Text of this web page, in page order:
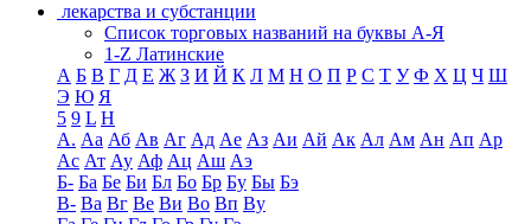
лекарства и субстанции
Список торговых названий на буквы А-Я
1-Z Латинские
А Б В Г Д Е Ж З И Й К Л М Н О П Р С Т У Ф Х Ц Ч Ш
Э Ю Я
5 9 L H
А. Аа Аб Ав Аг Ад Ае Аз Аи Ай Ак Ал Ам Ан Ап Ар
Ас Ат Ау Аф Ац Аш Аэ
Б- Ба Бе Би Бл Бо Бр Бу Бы Бэ
В- Ва Вг Ве Ви Во Вп Ву